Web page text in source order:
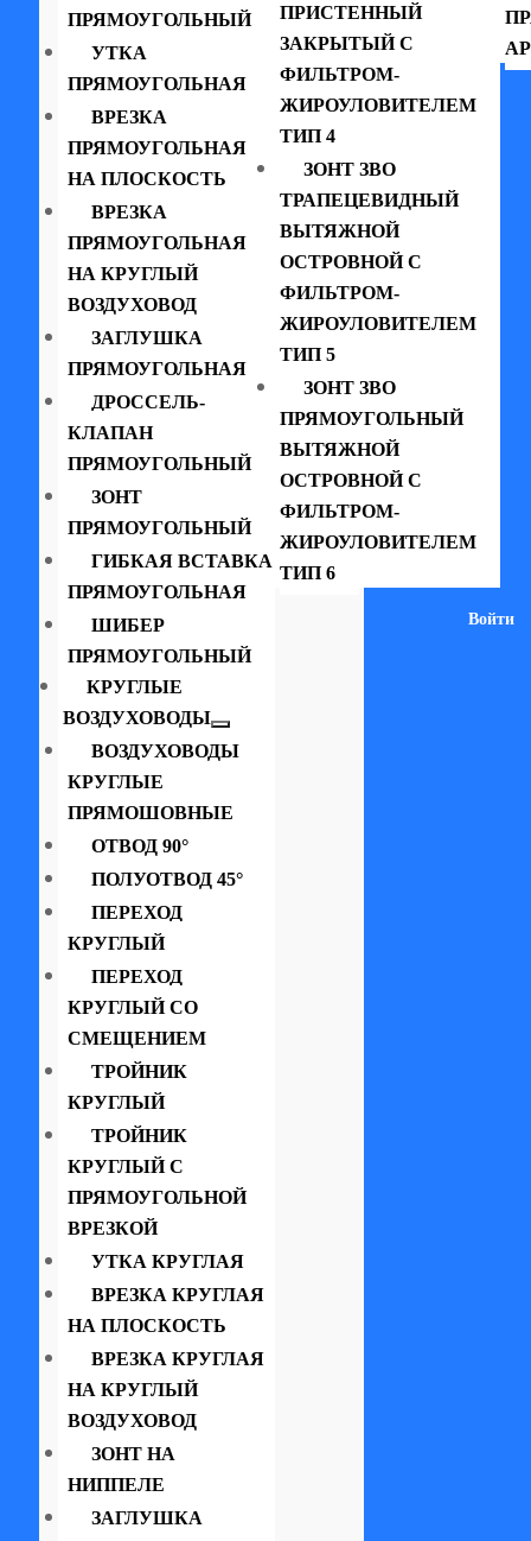
ПРЯМОУГОЛЬНЫЙ
УТКА
ПРЯМОУГОЛЬНАЯ
ВРЕЗКА
ПРЯМОУГОЛЬНАЯ
НА ПЛОСКОСТЬ
ВРЕЗКА
ПРЯМОУГОЛЬНАЯ
НА КРУГЛЫЙ
ВОЗДУХОВОД
ЗАГЛУШКА
ПРЯМОУГОЛЬНАЯ
ДРОССЕЛЬ-
КЛАПАН
ПРЯМОУГОЛЬНЫЙ
ЗОНТ
ПРЯМОУГОЛЬНЫЙ
ГИБКАЯ ВСТАВКА
ПРЯМОУГОЛЬНАЯ
ШИБЕР
ПРЯМОУГОЛЬНЫЙ
КРУГЛЫЕ
ВОЗДУХОВОДЫ
ВОЗДУХОВОДЫ
КРУГЛЫЕ
ПРЯМОШОВНЫЕ
ОТВОД 90°
ПОЛУОТВОД 45°
ПЕРЕХОД
КРУГЛЫЙ
ПЕРЕХОД
КРУГЛЫЙ СО
СМЕЩЕНИЕМ
ТРОЙНИК
КРУГЛЫЙ
ТРОЙНИК
КРУГЛЫЙ С
ПРЯМОУГОЛЬНОЙ
ВРЕЗКОЙ
УТКА КРУГЛАЯ
ВРЕЗКА КРУГЛАЯ
НА ПЛОСКОСТЬ
ВРЕЗКА КРУГЛАЯ
НА КРУГЛЫЙ
ВОЗДУХОВОД
ЗОНТ НА
НИППЕЛЕ
ЗАГЛУШКА
ПРИСТЕННЫЙ
ЗАКРЫТЫЙ С
ФИЛЬТРОМ-
ЖИРОУЛОВИТЕЛЕМ
ТИП 4
ЗОНТ ЗВО
ТРАПЕЦЕВИДНЫЙ
ВЫТЯЖНОЙ
ОСТРОВНОЙ С
ФИЛЬТРОМ-
ЖИРОУЛОВИТЕЛЕМ
ТИП 5
ЗОНТ ЗВО
ПРЯМОУГОЛЬНЫЙ
ВЫТЯЖНОЙ
ОСТРОВНОЙ С
ФИЛЬТРОМ-
ЖИРОУЛОВИТЕЛЕМ
ТИП 6
Войти